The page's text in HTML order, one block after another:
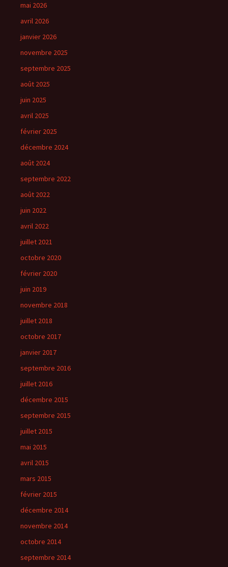
mai 2026
avril 2026
janvier 2026
novembre 2025
septembre 2025
août 2025
juin 2025
avril 2025
février 2025
décembre 2024
août 2024
septembre 2022
août 2022
juin 2022
avril 2022
juillet 2021
octobre 2020
février 2020
juin 2019
novembre 2018
juillet 2018
octobre 2017
janvier 2017
septembre 2016
juillet 2016
décembre 2015
septembre 2015
juillet 2015
mai 2015
avril 2015
mars 2015
février 2015
décembre 2014
novembre 2014
octobre 2014
septembre 2014